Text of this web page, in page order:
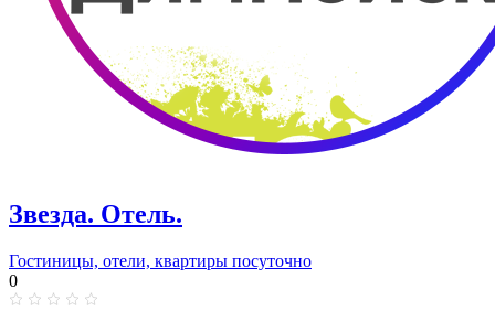
Звезда. Отель.
Гостиницы, отели, квартиры посуточно
0